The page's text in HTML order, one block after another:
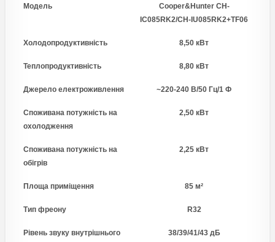
Модель
Cooper&Hunter CH-
IC085RK2/CH-IU085RK2+TF06
Холодопродуктивність 8,50 кВт
Теплопродуктивність 8,80 кВт
Джерело електроживлення ~220-240 В/50 Гц/1 Ф
Споживана потужність на
охолодження
2,50 кВт
Споживана потужність на
обігрів
2,25 кВт
Площа приміщення 85 м²
Тип фреону R32
Рівень звуку внутрішнього 38/39/41/43 дБ